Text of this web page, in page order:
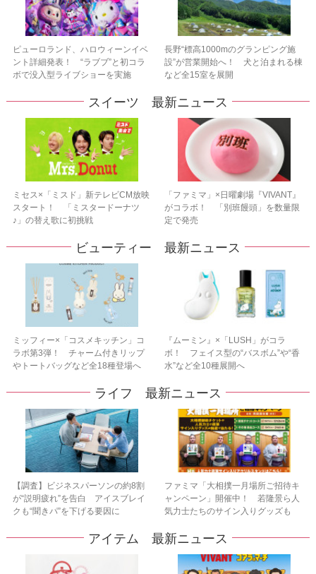
ピューロランド、ハロウィーンイベ
ント詳細発表！ “ラブブ”と初コラ
ボで没入型ライブショーを実施
長野“標高1000mのグランピング施
設”が営業開始へ！ 犬と泊まれる棟
など全15室を展開
スイーツ 最新ニュース
ミセス×「ミスド」新テレビCM放映
スタート！ 「ミスタードーナツ
♪」の替え歌に初挑戦
「ファミマ」×日曜劇場『VIVANT』
がコラボ！ 「別班饅頭」を数量限
定で発売
ビューティー 最新ニュース
ミッフィー×「コスメキッチン」コ
ラボ第3弾！ チャーム付きリップ
やトートバッグなど全18種登場へ
『ムーミン』×「LUSH」がコラ
ボ！ フェイス型の“バスボム”や“香
水”など全10種展開へ
ライフ 最新ニュース
【調査】ビジネスパーソンの約8割
が“説明疲れ”を告白 アイスブレイ
クも“聞きパ”を下げる要因に
ファミマ「大相撲一月場所ご招待キ
ャンペーン」開催中！ 若隆景ら人
気力士たちのサイン入りグッズも
アイテム 最新ニュース